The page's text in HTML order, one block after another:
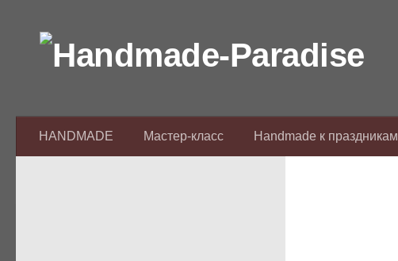
HANDMADE Мастер-класс Handmade к праздникам